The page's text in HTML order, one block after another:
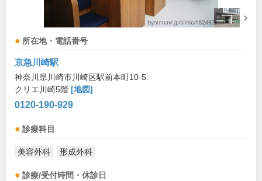
所在地・電話番号
京急川崎駅
神奈川県川崎市川崎区駅前本町10-5
クリエ川崎5階 [地図]
0120-190-929
診療科目
美容外科 形成外科
診療/受付時間・休診日